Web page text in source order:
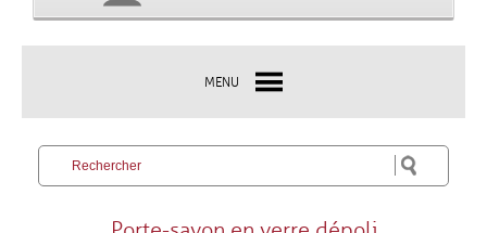
MENU